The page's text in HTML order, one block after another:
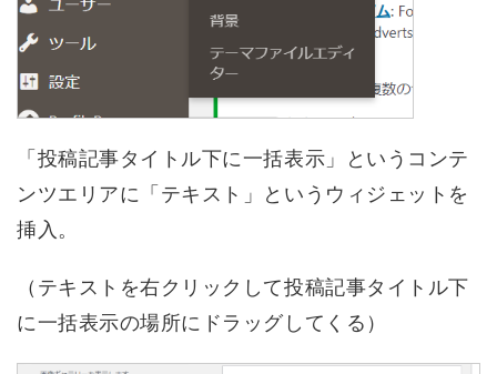
「投稿記事タイトル下に一括表示」というコンテ
ンツエリアに「テキスト」というウィジェットを
挿入。
（テキストを右クリックして投稿記事タイトル下
に一括表示の場所にドラッグしてくる）